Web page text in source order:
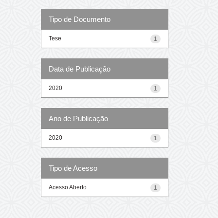
Tipo de Documento
1
Tese
Data de Publicação
1
2020
Ano de Publicação
1
2020
Tipo de Acesso
1
Acesso Aberto